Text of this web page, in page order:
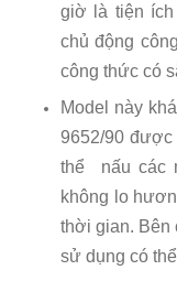
giờ là tiện
chủ động
công thức có
Model này
9652/90 được
thể nấu các
không lo
thời gian. Bên
sử dụng có